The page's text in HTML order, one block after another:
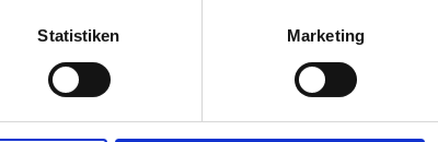
Statistiken Marketing